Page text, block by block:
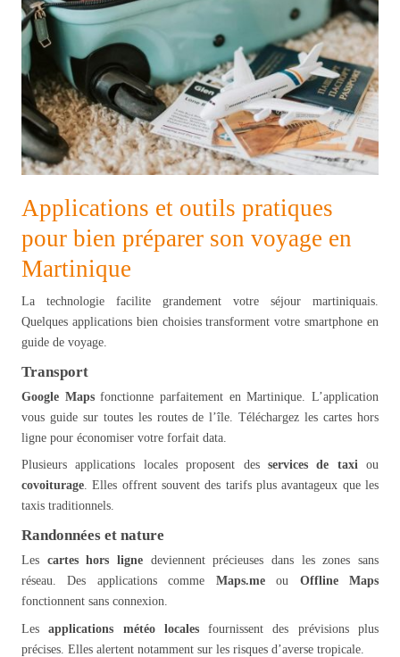
Applications et outils pratiques
pour bien préparer son voyage en
Martinique
La technologie facilite grandement votre séjour martiniquais.
Quelques applications bien choisies transforment votre smartphone en
guide de voyage.
Transport
Google Mapsfonctionne parfaitement en Martinique. L’application
vous guide sur toutes les routes de l’île. Téléchargez les cartes hors
ligne pour économiser votre forfait data.
Plusieurs applications locales proposent des services de taxiou
covoiturage. Elles offrent souvent des tarifs plus avantageux que les
taxis traditionnels.
Randonnées et nature
Les cartes hors ligne deviennent précieuses dans les zones sans
réseau. Des applications comme Maps.meou Offline Maps
fonctionnent sans connexion.
Lesapplications météo localesfournissent des prévisions plus
précises. Elles alertent notamment sur les risques d’averse tropicale.